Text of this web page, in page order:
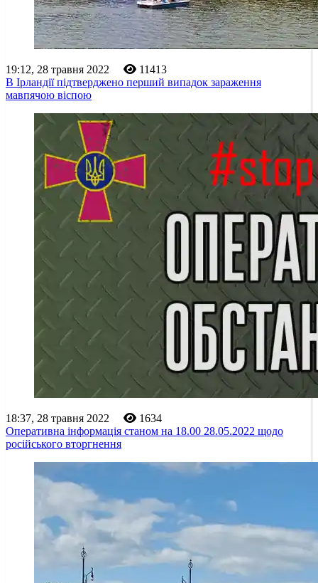
19:12, 28 травня 2022
11413
В Ірландії підтверджено перший випадок зараження
мавпячою віспою
18:37, 28 травня 2022
1634
Оперативна інформація станом на 18.00 28.05.2022 щодо
російського вторгнення